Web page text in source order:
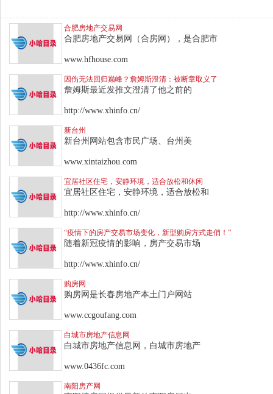
合肥房地产交易网
合肥房地产交易网（合房网），是合肥市
www.hfhouse.com
因伤无法回归巅峰？詹姆斯澄清：被断章取义了
詹姆斯最近发推文澄清了他之前的
http://www.xhinfo.cn/
新台州
新台州网站包含市民广场、台州美
www.xintaizhou.com
宜居社区住宅，安静环境，适合放松和休闲
宜居社区住宅，安静环境，适合放松和
http://www.xhinfo.cn/
“疫情下的房产交易市场变化，新型购房方式走俏！”
随着新冠疫情的影响，房产交易市场
http://www.xhinfo.cn/
购房网
购房网是长春房地产本土门户网站
www.ccgoufang.com
白城市房地产信息网
白城市房地产信息网，白城市房地产
www.0436fc.com
南阳房产网